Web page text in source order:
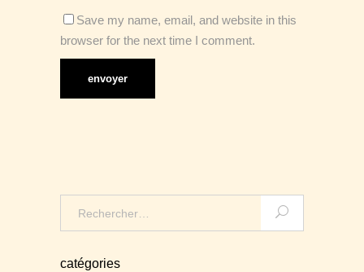
Save my name, email, and website in this
browser for the next time I comment.
catégories